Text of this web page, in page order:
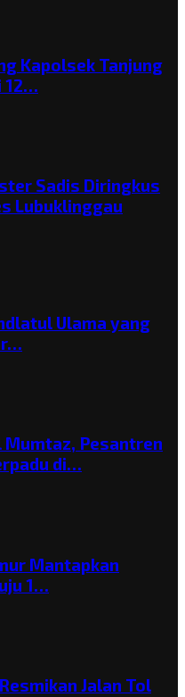
Kapolsek Tanjung
12…
Sadis Diringkus
Lubuklinggau
Ulama yang
Mumtaz, Pesantren
di…
Mantapkan
1…
Jalan Tol